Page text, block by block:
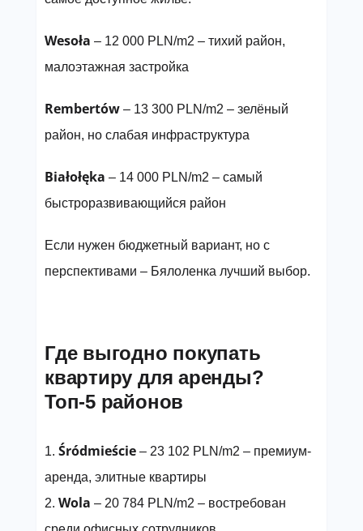
Wesoła – 12 000 PLN/m2 – тихий район,
малоэтажная застройка
Rembertów – 13 300 PLN/m2 – зелёный
район, но слабая инфраструктура
Białołęka – 14 000 PLN/m2 – самый
быстроразвивающийся район
Если нужен бюджетный вариант, но с
перспективами – Бялоленка лучший выбор.
Где выгодно покупать
квартиру для аренды?
Топ-5 районов
1. Śródmieście – 23 102 PLN/m2 – премиум-
аренда, элитные квартиры
2. Wola – 20 784 PLN/m2 – востребован